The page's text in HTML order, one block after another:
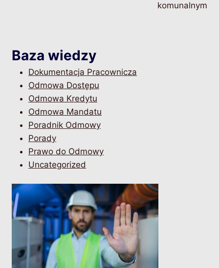
komunalnym
Baza wiedzy
Dokumentacja Pracownicza
Odmowa Dostępu
Odmowa Kredytu
Odmowa Mandatu
Poradnik Odmowy
Porady
Prawo do Odmowy
Uncategorized